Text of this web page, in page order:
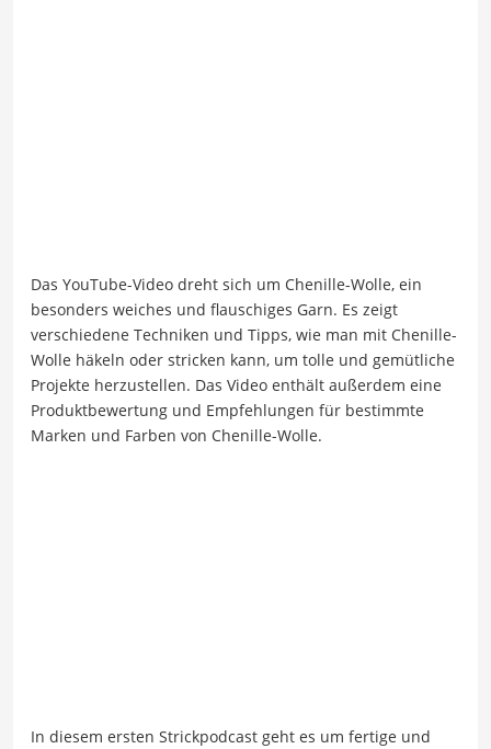
Das YouTube-Video dreht sich um Chenille-Wolle, ein
besonders weiches und flauschiges Garn. Es zeigt
verschiedene Techniken und Tipps, wie man mit Chenille-
Wolle häkeln oder stricken kann, um tolle und gemütliche
Projekte herzustellen. Das Video enthält außerdem eine
Produktbewertung und Empfehlungen für bestimmte
Marken und Farben von Chenille-Wolle.
In diesem ersten Strickpodcast geht es um fertige und